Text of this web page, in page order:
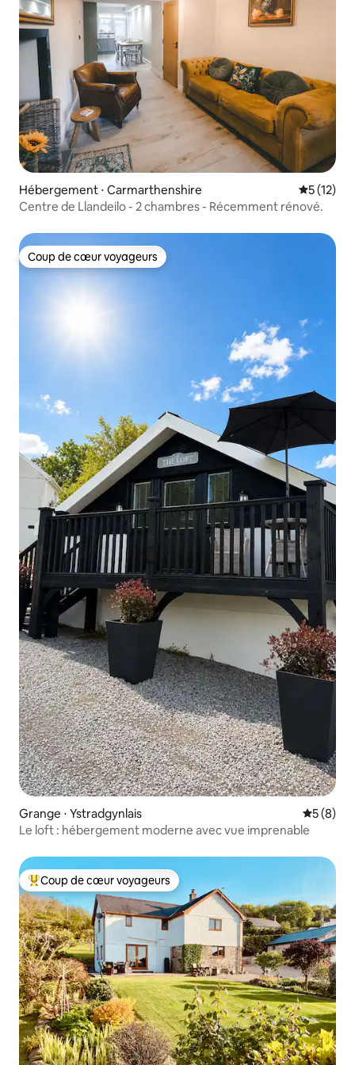
Hébergement ⋅ Carmarthenshire
5 (12)
Centre de Llandeilo - 2 chambres - Récemment rénové.
Coup de cœur voyageurs
Coup de cœur voyageurs
Grange ⋅ Ystradgynlais
5 (8)
Le loft : hébergement moderne avec vue imprenable
Coups de cœur voyageurs les plus appréciés
Coup de cœur voyageurs